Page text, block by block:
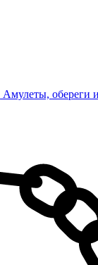
Амулеты, обереги